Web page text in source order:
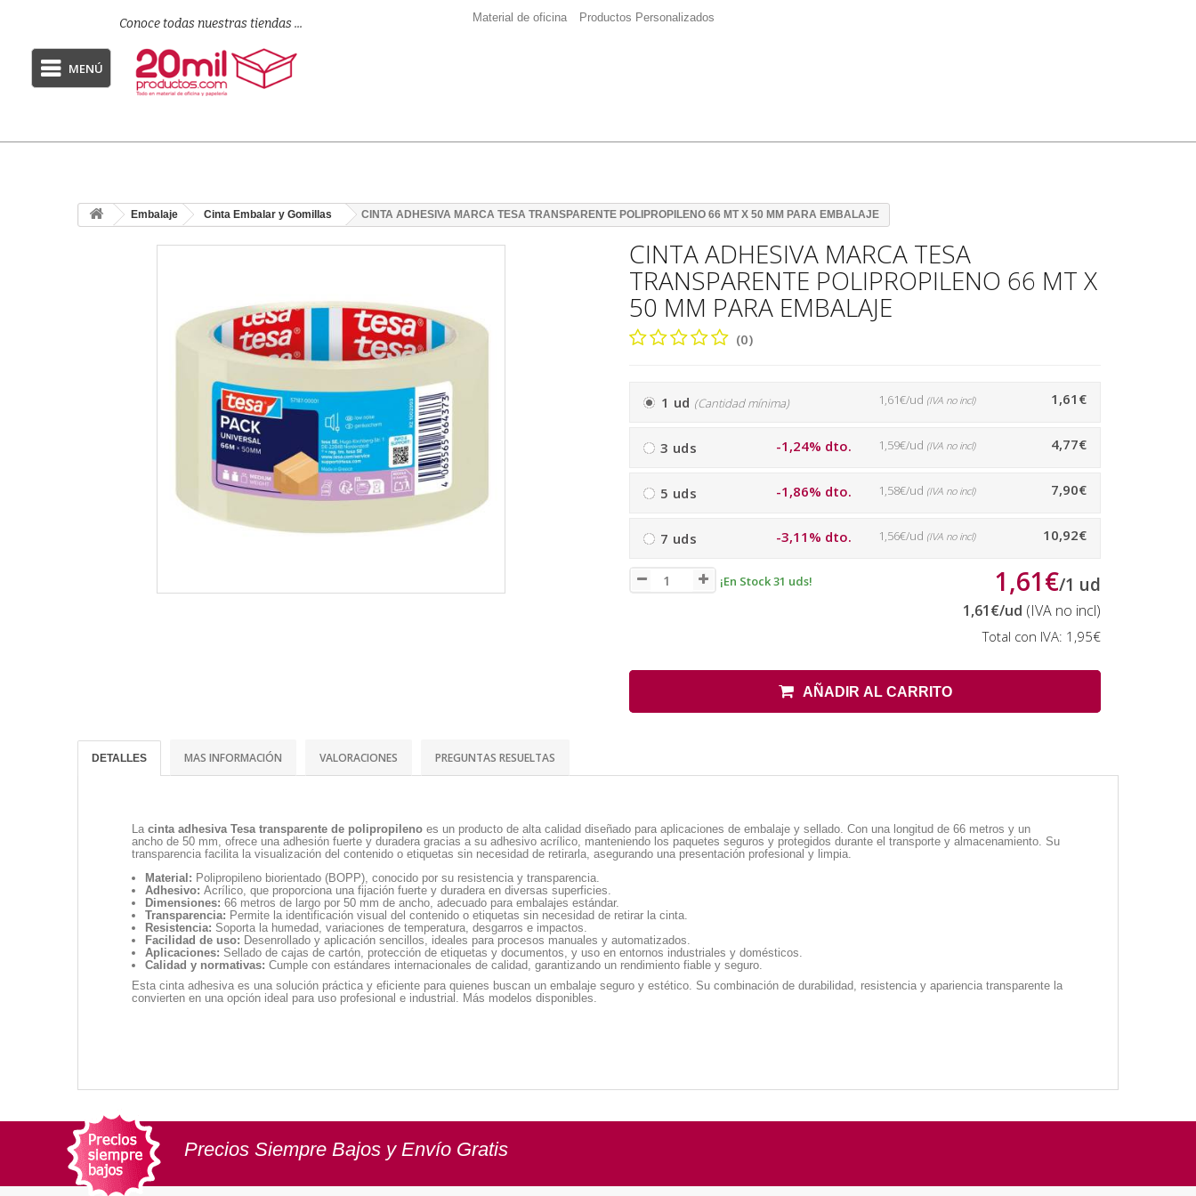
Conoce todas nuestras tiendas ... Material de oficina Productos Personalizados
MENÚ
Embalaje Cinta Embalar y Gomillas CINTA ADHESIVA MARCA TESA TRANSPARENTE POLIPROPILENO 66 MT X 50 MM PARA EMBALAJE
CINTA ADHESIVA MARCA TESA
TRANSPARENTE POLIPROPILENO 66 MT X
50 MM PARA EMBALAJE
(0)
1 ud (Cantidad mínima) 1,61€
1,61€/ud (IVA no incl)
3 uds -1,24% dto. 4,77€
1,59€/ud (IVA no incl)
5 uds -1,86% dto. 7,90€
1,58€/ud (IVA no incl)
7 uds -3,11% dto. 10,92€
1,56€/ud (IVA no incl)
¡En Stock 31 uds! 1,61€/1 ud
1,61€/ud (IVA no incl)
Total con IVA: 1,95€
AÑADIR AL CARRITO
DETALLES MAS INFORMACIÓN VALORACIONES PREGUNTAS RESUELTAS
La cinta adhesiva Tesa transparente de polipropileno es un producto de alta calidad diseñado para aplicaciones de embalaje y sellado. Con una longitud de 66 metros y un
ancho de 50 mm, ofrece una adhesión fuerte y duradera gracias a su adhesivo acrílico, manteniendo los paquetes seguros y protegidos durante el transporte y almacenamiento. Su
transparencia facilita la visualización del contenido o etiquetas sin necesidad de retirarla, asegurando una presentación profesional y limpia.
Material: Polipropileno biorientado (BOPP), conocido por su resistencia y transparencia.
Adhesivo: Acrílico, que proporciona una fijación fuerte y duradera en diversas superficies.
Dimensiones: 66 metros de largo por 50 mm de ancho, adecuado para embalajes estándar.
Transparencia: Permite la identificación visual del contenido o etiquetas sin necesidad de retirar la cinta.
Resistencia: Soporta la humedad, variaciones de temperatura, desgarros e impactos.
Facilidad de uso: Desenrollado y aplicación sencillos, ideales para procesos manuales y automatizados.
Aplicaciones: Sellado de cajas de cartón, protección de etiquetas y documentos, y uso en entornos industriales y domésticos.
Calidad y normativas: Cumple con estándares internacionales de calidad, garantizando un rendimiento fiable y seguro.
Esta cinta adhesiva es una solución práctica y eficiente para quienes buscan un embalaje seguro y estético. Su combinación de durabilidad, resistencia y apariencia transparente la
convierten en una opción ideal para uso profesional e industrial. Más modelos disponibles.
Precios Siempre Bajos y Envío Gratis